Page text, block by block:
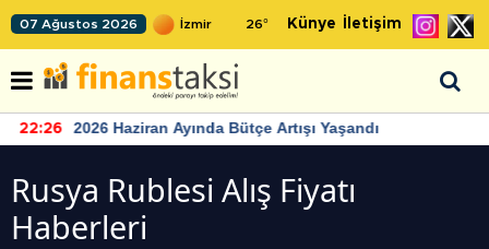
07 Ağustos 2026 26° Künye İletişim
22:26 2026 Haziran Ayında Bütçe Artışı Yaşandı
Rusya Rublesi Alış Fiyatı
Haberleri